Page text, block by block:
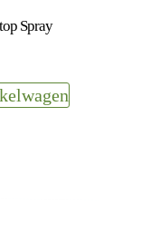
Spray